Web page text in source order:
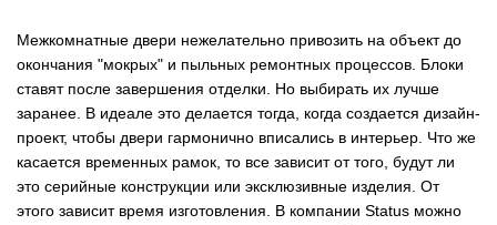
Межкомнатные двери нежелательно привозить на объект до
окончания "мокрых" и пыльных ремонтных процессов. Блоки
ставят после завершения отделки. Но выбирать их лучше
заранее. В идеале это делается тогда, когда создается дизайн-
проект, чтобы двери гармонично вписались в интерьер. Что же
касается временных рамок, то все зависит от того, будут ли
это серийные конструкции или эксклюзивные изделия. От
этого зависит время изготовления. В компании Status можно